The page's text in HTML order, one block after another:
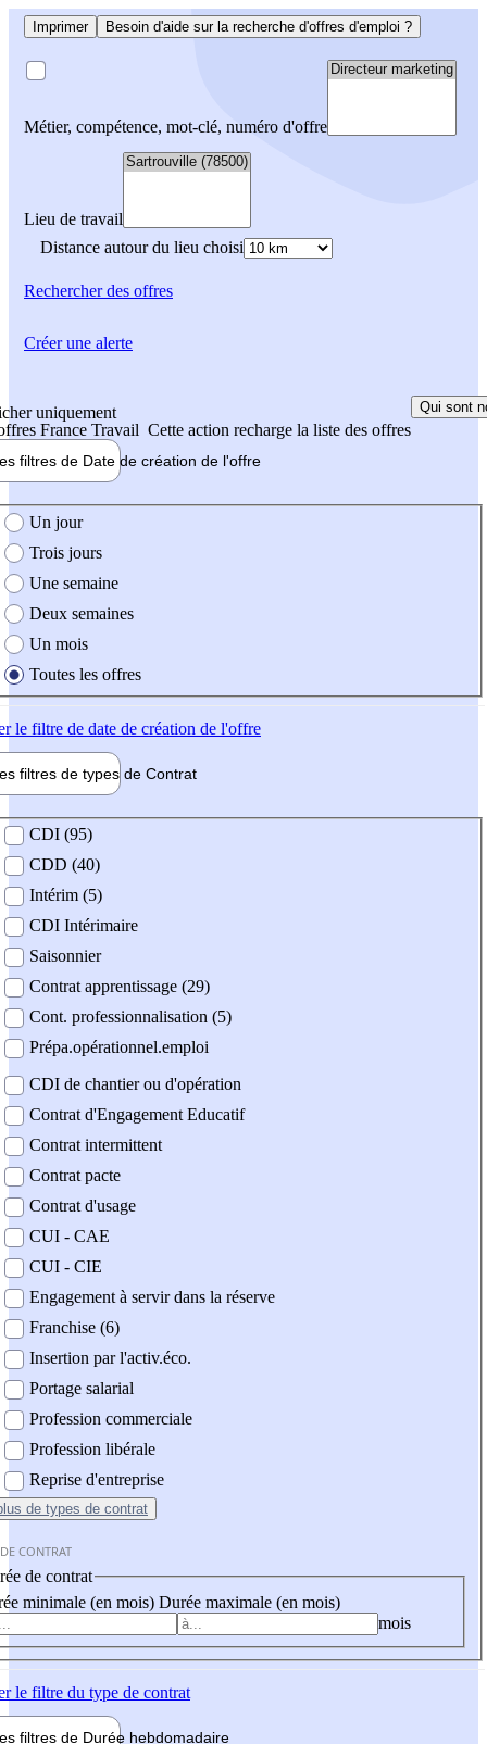
Imprimer Besoin d'aide sur la recherche d'offres d'emploi ?
Métier, compétence, mot-clé, numéro d'offre
Lieu de travail
Distance autour du lieu choisi
Rechercherdes offres
uniquement
France Travail Cette action recharge la liste des offres
Qui sont
filtres de Date de création de l'offre
création de l'offre
Un jour
Trois jours
Une semaine
Deux semaines
Un mois
Toutes les offres
le filtre de date de création de l'offre
filtres de types de Contrat
contrat
CDI (95)
CDD (40)
Intérim (5)
CDI Intérimaire
Saisonnier
Contrat apprentissage (29)
Cont. professionnalisation (5)
Prépa.opérationnel.emploi
CDI de chantier ou d'opération
Contrat d'Engagement Educatif
Contrat intermittent
Contrat pacte
Contrat d'usage
CUI - CAE
CUI - CIE
Engagement à servir dans la réserve
Franchise (6)
Insertion par l'activ.éco.
Portage salarial
Profession commerciale
Profession libérale
Reprise d'entreprise
de types de contrat
CONTRAT
de contrat
minimale (en mois) Durée maximale (en mois)
mois
le filtre du type de contrat
filtres de Durée hebdomadaire
Créer une alerte